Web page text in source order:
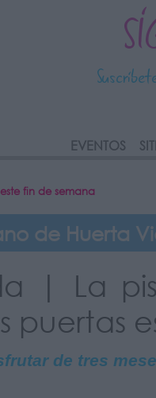
EVENTOS
fin de semana
de Huerta
| La
puertas
de tres